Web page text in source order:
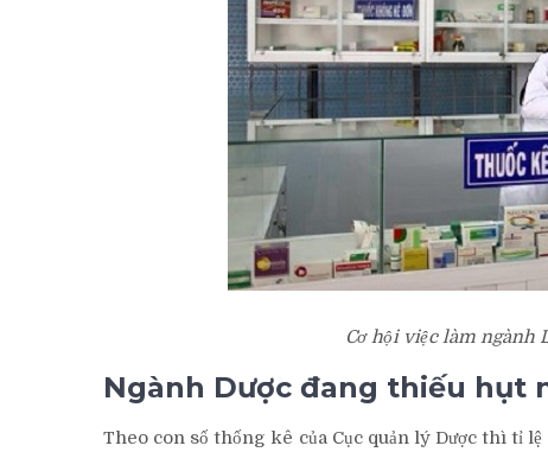
Cơ hội việc làm ngành
Ngành Dược đang thiếu hụt
Theo con số thống kê của Cục quản lý Dược thì tỉ